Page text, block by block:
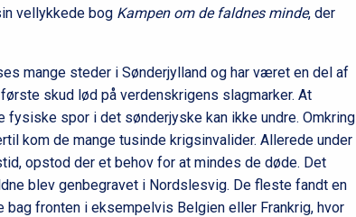
vellykkede bog Kampen om de faldnes minde, der
mange steder i Sønderjylland og har været en del af
skud lød på verdenskrigens slagmarker. At
fysiske spor i det sønderjyske kan ikke undre. Omkring
kom de mange tusinde krigsinvalider. Allerede under
opstod der et behov for at mindes de døde. Det
blev genbegravet i Nordslesvig. De fleste fandt en
bag fronten i eksempelvis Belgien eller Frankrig, hvor